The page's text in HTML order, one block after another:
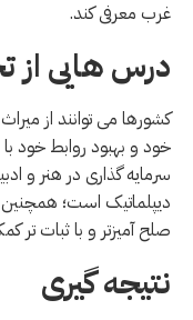
غرب معرفی کند.
درس هایی از
کشورها می توانند از
خود و بهبود روابط خود
سرمایه گذاری در هنر و
دیپلماتیک است؛
صلح آمیزتر و با ثبات تر
نتیجه گیری